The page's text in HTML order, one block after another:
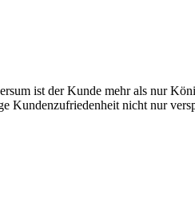
ist der Kunde mehr als nur
Kundenzufriedenheit nicht nur